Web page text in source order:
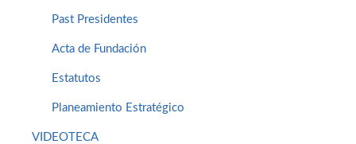
Past Presidentes
Acta de Fundación
Estatutos
Planeamiento Estratégico
VIDEOTECA